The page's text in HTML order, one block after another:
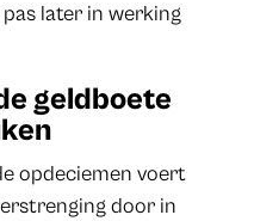
later in werking
geldboete
opdeciemen voert
door in